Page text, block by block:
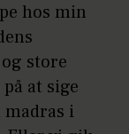
hos min
store
at sige
madras i